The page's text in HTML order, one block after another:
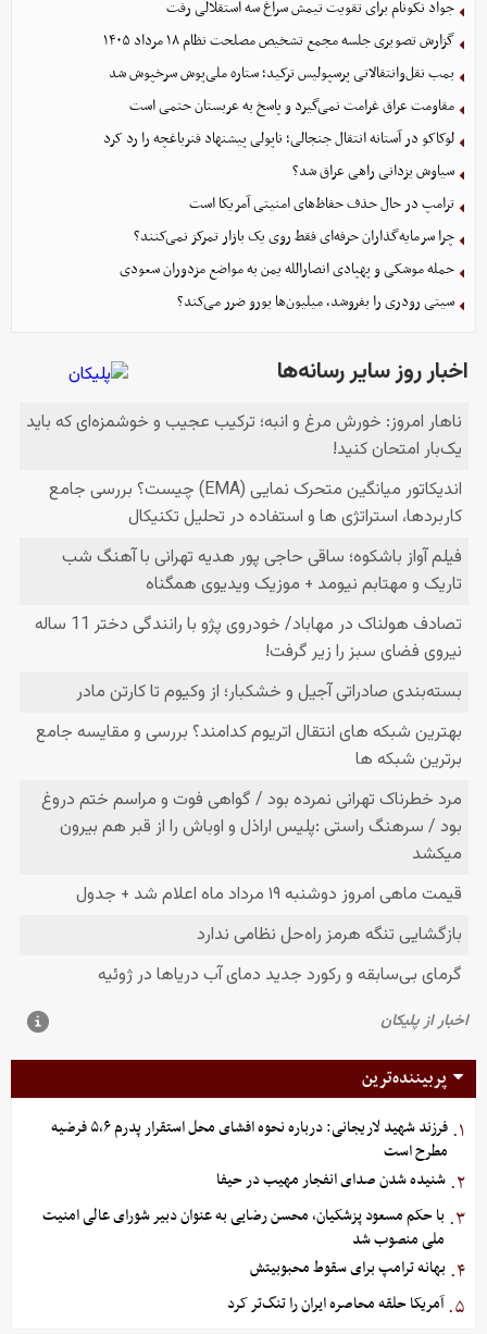
جواد نکونام برای تقویت تیمش سراغ سه استقلالی رفت
گزارش تصویری جلسه مجمع تشخیص مصلحت نظام ۱۸ مرداد ۱۴۰۵
بمب نقل‌وانتقالاتی پرسپولیس ترکید؛ ستاره ملی‌پوش سرخپوش شد
مقاومت عراق غرامت نمی‌گیرد و پاسخ به عربستان حتمی است
لوکاکو در آستانه انتقال جنجالی؛ ناپولی پیشنهاد فنرباغچه را رد کرد
سیاوش یزدانی راهی عراق شد؟
ترامپ در حال حذف حفاظ‌های امنیتی آمریکا است
چرا سرمایه‌گذاران حرفه‌ای فقط روی یک بازار تمرکز نمی‌کنند؟
حمله موشکی و پهپادی انصارالله یمن به مواضع مزدوران سعودی
سیتی رودری را بفروشد، میلیون‌ها یورو ضرر می‌کند؟
پربیننده‌ترین
۱.
فرزند شهید لاریجانی: درباره نحوه افشای محل استقرار پدرم ۵،۶ فرضیه
مطرح است
۲. شنیده شدن صدای انفجار مهیب در حیفا
۳. با حکم مسعود پزشکیان، محسن رضایی به عنوان دبیر شورای عالی امنیت
ملی منصوب شد
۴. بهانه ترامپ برای سقوط محبوبیتش
۵. آمریکا حلقه محاصره ایران را تنگ‌تر کرد